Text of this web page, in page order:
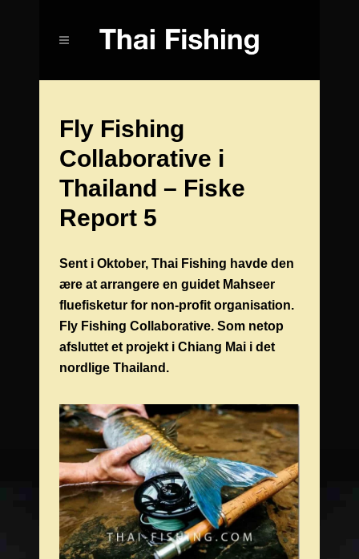
Fly Fishing
Collaborative i
Thailand – Fiske
Report 5
Sent i Oktober, Thai Fishing havde den
ære at arrangere en guidet Mahseer
fluefisketur for non-profit organisation.
Fly Fishing Collaborative. Som netop
afsluttet et projekt i Chiang Mai i det
nordlige Thailand.